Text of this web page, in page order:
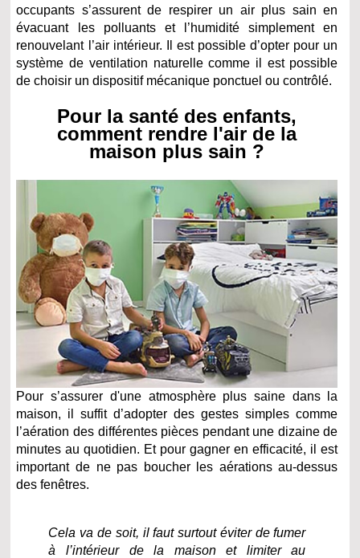
occupants s’assurent de respirer un air plus sain en
évacuant les polluants et l’humidité simplement en
renouvelant l’air intérieur. Il est possible d’opter pour un
système de ventilation naturelle comme il est possible
de choisir un dispositif mécanique ponctuel ou contrôlé.
Pour la santé des enfants,
comment rendre l'air de la
maison plus sain ?
Pour s’assurer d'une atmosphère plus saine dans la
maison, il suffit d’adopter des gestes simples comme
l’aération des différentes pièces pendant une dizaine de
minutes au quotidien. Et pour gagner en efficacité, il est
important de ne pas boucher les aérations au-dessus
des fenêtres.
Cela va de soit, il faut surtout éviter de fumer
à l’intérieur de la maison et limiter au